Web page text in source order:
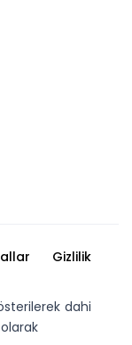
Gizlilik
dahi